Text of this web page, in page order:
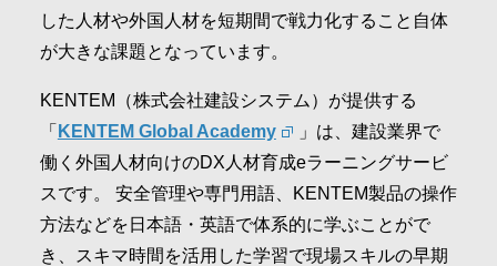
した人材や外国人材を短期間で戦力化すること自体
が大きな課題となっています。
KENTEM（株式会社建設システム）が提供する
「 KENTEM Global Academy
」は、建設業界で
働く外国人材向けのDX人材育成eラーニングサービ
スです。 安全管理や専門用語、KENTEM製品の操作
方法などを日本語・英語で体系的に学ぶことがで
き、スキマ時間を活用した学習で現場スキルの早期